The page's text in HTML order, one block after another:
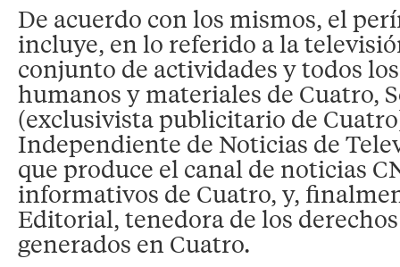
De acuerdo con los mismos, el
incluye, en lo referido a la
conjunto de actividades y todos
humanos y materiales de Cuatro,
(exclusivista publicitario de
Independiente de Noticias de
que produce el canal de noticias
informativos de Cuatro, y,
Editorial, tenedora de los
generados en Cuatro.